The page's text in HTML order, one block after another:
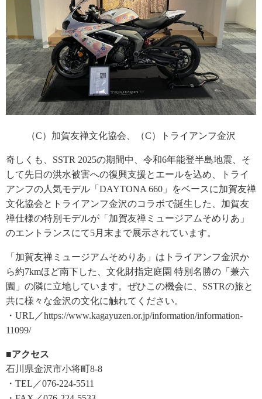
（C）加賀友禅文化協会、（C）トライアンフ金沢
奇しくも、SSTR 2025の期間中、令和6年能登半島地震、そ
して先日の洪水被害への復興支援とエールを込め、トライ
アンフの人気モデル「DAYTONA 660」をベースに加賀友禅
文化協会とトライアンフ金沢のコラボで誕生した、加賀友
禅仕様の特別モデルが「加賀友禅ミュージアムそめりあ」
のエントランスにて5月末まで展示されています。
「加賀友禅ミュージアムそめりあ」はトライアンフ金沢か
ら約7kmほど南下した、文化財指定庭園 特別名勝の「兼六
園」の隣に立地しています。ぜひこの機会に、SSTRの旅と
共に様々な金沢の文化に触れてください。
・URL／https://www.kagayuzen.or.jp/information/information-
11099/
■アクセス
石川県金沢市小将町8-8
・TEL／076-224-5511